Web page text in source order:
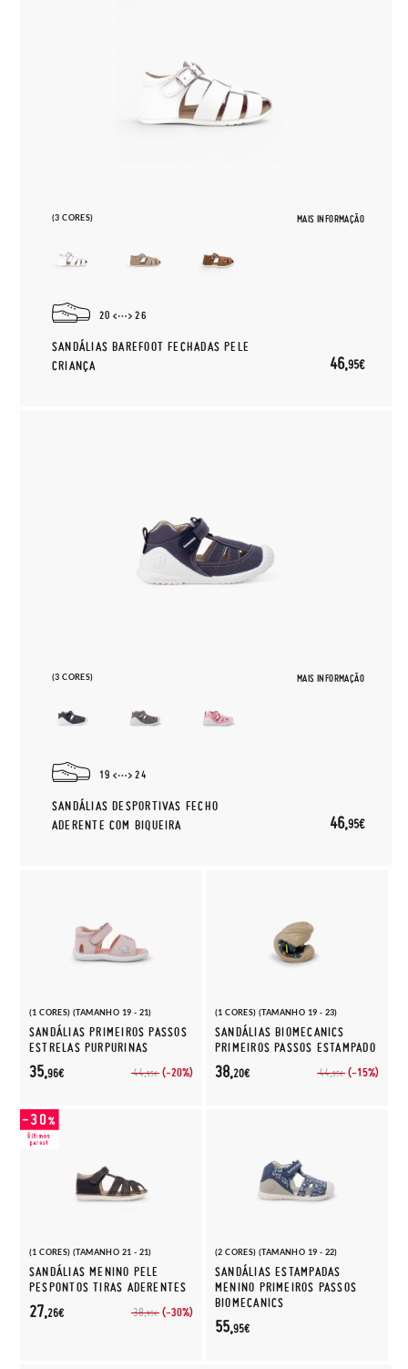
(3 CORES) MAIS INFORMAÇÃO
20 26
SANDÁLIAS BAREFOOT FECHADAS PELE
CRIANÇA
46,95€
(3 CORES) MAIS INFORMAÇÃO
19 24
SANDÁLIAS DESPORTIVAS FECHO
ADERENTE COM BIQUEIRA
46,95€
(1 CORES) (TAMANHO 19 - 21)
SANDÁLIAS PRIMEIROS PASSOS
ESTRELAS PURPURINAS
44,95€ (-20%)
35,96€
(1 CORES) (TAMANHO 19 - 23)
SANDÁLIAS BIOMECANICS
PRIMEIROS PASSOS ESTAMPADO
44,95€ (-15%)
38,20€
(1 CORES) (TAMANHO 21 - 21)
SANDÁLIAS MENINO PELE
PESPONTOS TIRAS ADERENTES
38,95€ (-30%)
27,26€
(2 CORES) (TAMANHO 19 - 22)
SANDÁLIAS ESTAMPADAS
MENINO PRIMEIROS PASSOS
BIOMECANICS
55,95€